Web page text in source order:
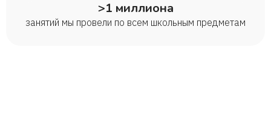
>1 миллиона
занятий мы провели по всем школьным предметам